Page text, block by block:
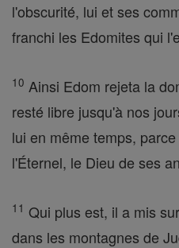
l'obscurité, lui et ses
franchi les Edomites qui
10 Ainsi Edom rejeta la
resté libre jusqu'à nos
lui en même temps,
l'Éternel, le Dieu de ses
11 Qui plus est, il a mis
dans les montagnes de